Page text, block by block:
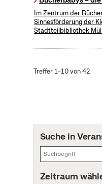
Im Zentrum der
Sinnesförderung der
Stadtteilbibliothek
Treffer 1–10 von 42
Suche in
Zeitraum